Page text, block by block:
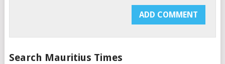
Search Mauritius Times